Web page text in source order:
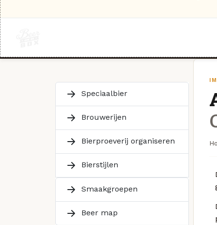
Speciaalbier
Brouwerijen
Bierproeverij organiseren
Bierstijlen
Smaakgroepen
Beer map